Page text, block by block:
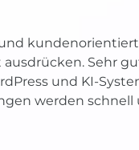
ausdrücken. Sehr
und KI-
werden schnell